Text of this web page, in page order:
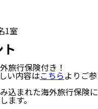
1室
旅行保険付き！
い内容はこちらよりご参
込まれた海外旅行保険に
ます。